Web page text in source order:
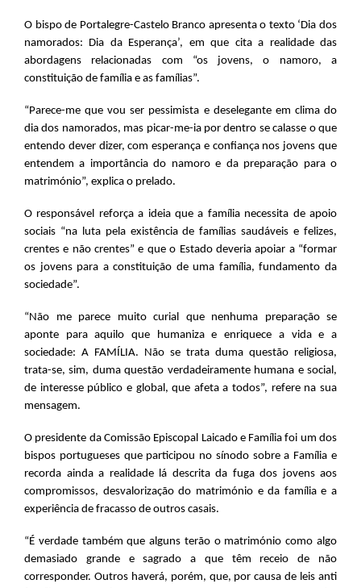
O bispo de Portalegre-Castelo Branco apresenta o texto ‘Dia dos
namorados: Dia da Esperança’, em que cita a realidade das
abordagens relacionadas com “os jovens, o namoro, a
constituição de família e as famílias”.
“Parece-me que vou ser pessimista e deselegante em clima do
dia dos namorados, mas picar-me-ia por dentro se calasse o que
entendo dever dizer, com esperança e confiança nos jovens que
entendem a importância do namoro e da preparação para o
matrimónio”, explica o prelado.
O responsável reforça a ideia que a família necessita de apoio
sociais “na luta pela existência de famílias saudáveis e felizes,
crentes e não crentes” e que o Estado deveria apoiar a “formar
os jovens para a constituição de uma família, fundamento da
sociedade”.
“Não me parece muito curial que nenhuma preparação se
aponte para aquilo que humaniza e enriquece a vida e a
sociedade: A FAMÍLIA. Não se trata duma questão religiosa,
trata-se, sim, duma questão verdadeiramente humana e social,
de interesse público e global, que afeta a todos”, refere na sua
mensagem.
O presidente da Comissão Episcopal Laicado e Família foi um dos
bispos portugueses que participou no sínodo sobre a Família e
recorda ainda a realidade lá descrita da fuga dos jovens aos
compromissos, desvalorização do matrimónio e da família e a
experiência de fracasso de outros casais.
“É verdade também que alguns terão o matrimónio como algo
demasiado grande e sagrado a que têm receio de não
corresponder. Outros haverá, porém, que, por causa de leis anti